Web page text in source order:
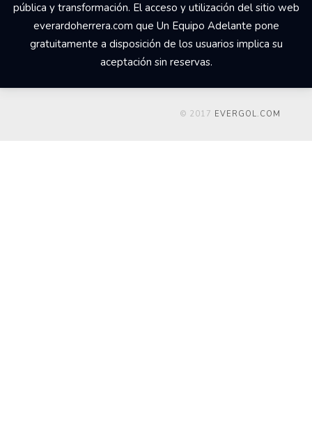
pública y transformación. El acceso y utilización del sitio web
everardoherrera.com que Un Equipo Adelante pone
gratuitamente a disposición de los usuarios implica su
aceptación sin reservas.
© 2017 EVERGOL.COM